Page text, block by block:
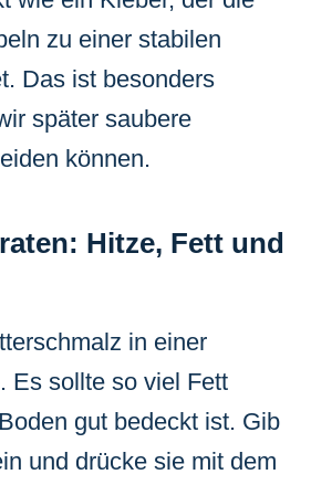
zu einer stabilen
Das ist besonders
später saubere
können.
Hitze, Fett und
in einer
Es sollte so viel Fett
gut bedeckt ist. Gib
und drücke sie mit dem